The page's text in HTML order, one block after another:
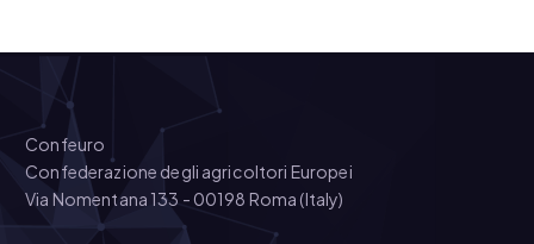
Confeuro
Confederazione degli agricoltori Europei
Via Nomentana 133 - 00198 Roma (Italy)